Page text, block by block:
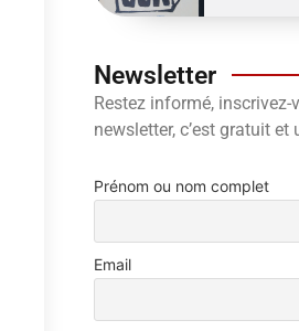
Newsletter
Restez informé, inscrivez-
newsletter, c’est gratuit et
Prénom ou nom complet
Email